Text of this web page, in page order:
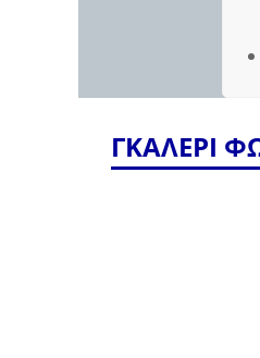
ΓΚΑΛΕΡΙ